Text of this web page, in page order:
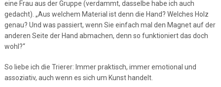
eine Frau aus der Gruppe (verdammt, dasselbe habe ich auch
gedacht). „Aus welchem Material ist denn die Hand? Welches Holz
genau? Und was passiert, wenn Sie einfach mal den Magnet auf der
anderen Seite der Hand abmachen, denn so funktioniert das doch
wohl?“
So liebe ich die Trierer: Immer praktisch, immer emotional und
assoziativ, auch wenn es sich um Kunst handelt.